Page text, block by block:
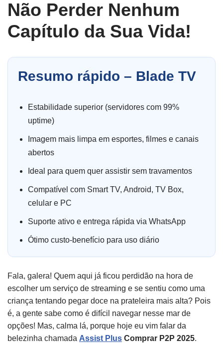
Não Perder Nenhum
Capítulo da Sua Vida!
Resumo rápido – Blade TV
Estabilidade superior (servidores com 99%
uptime)
Imagem mais limpa em esportes, filmes e canais
abertos
Ideal para quem quer assistir sem travamentos
Compatível com Smart TV, Android, TV Box,
celular e PC
Suporte ativo e entrega rápida via WhatsApp
Ótimo custo-benefício para uso diário
Fala, galera! Quem aqui já ficou perdidão na hora de
escolher um serviço de streaming e se sentiu como uma
criança tentando pegar doce na prateleira mais alta? Pois
é, a gente sabe como é difícil navegar nesse mar de
opções! Mas, calma lá, porque hoje eu vim falar da
belezinha chamada Assist Plus Comprar P2P 2025.